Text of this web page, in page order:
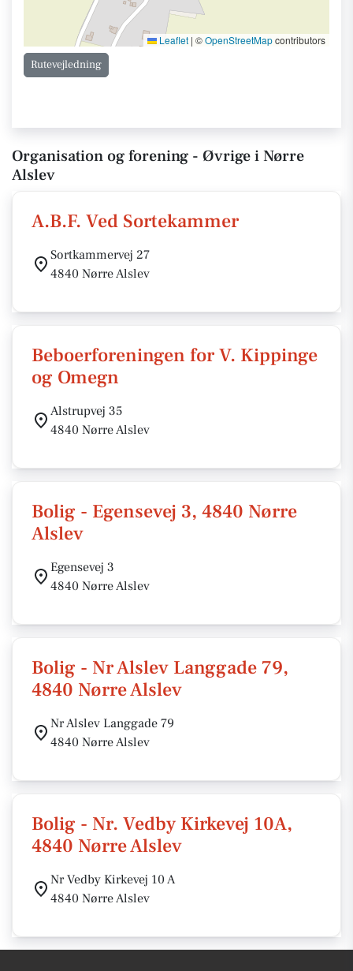
Leaflet | ©OpenStreetMapcontributors
Rutevejledning
Organisation og forening - Øvrige i Nørre
Alslev
A.B.F. Ved Sortekammer
Sortkammervej 27
4840 Nørre Alslev
Beboerforeningen for V. Kippinge
og Omegn
Alstrupvej 35
4840 Nørre Alslev
Bolig - Egensevej 3, 4840 Nørre
Alslev
Egensevej 3
4840 Nørre Alslev
Bolig - Nr Alslev Langgade 79,
4840 Nørre Alslev
Nr Alslev Langgade 79
4840 Nørre Alslev
Bolig - Nr. Vedby Kirkevej 10A,
4840 Nørre Alslev
Nr Vedby Kirkevej 10 A
4840 Nørre Alslev